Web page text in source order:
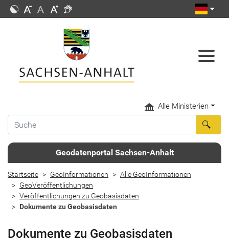
Alle Ministerien
Geodatenportal Sachsen-Anhalt
Startseite GeoInformationen
Alle GeoInformationen
GeoVeröffentlichungen
Veröffentlichungen zu Geobasisdaten
Dokumente zu Geobasisdaten
Dokumente zu Geobasisdaten